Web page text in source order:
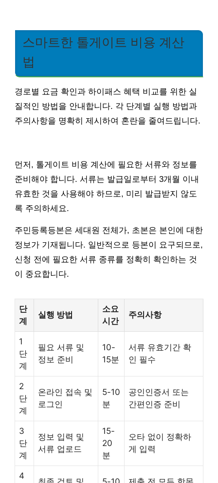
스마트한 톨게이트 비용 계산
법
경로별 요금 확인과 하이패스 혜택 비교를 위한 실
질적인 방법을 안내합니다. 각 단계별 실행 방법과
주의사항을 명확히 제시하여 혼란을 줄여드립니다.
먼저, 톨게이트 비용 계산에 필요한 서류와 정보를
준비해야 합니다. 서류는 발급일로부터 3개월 이내
유효한 것을 사용해야 하므로, 미리 발급받지 않도
록 주의하세요.
주민등록등본은 세대원 전체가, 초본은 본인에 대한
정보가 기재됩니다. 일반적으로 등본이 요구되므로,
신청 전에 필요한 서류 종류를 정확히 확인하는 것
이 중요합니다.
단
계
실행 방법
소요
시간
주의사항
1
단
계
필요 서류 및
정보 준비
10-
15분
서류 유효기간 확
인 필수
2
단
계
온라인 접속 및
로그인
5-10
분
공인인증서 또는
간편인증 준비
3
단
계
정보 입력 및
서류 업로드
15-
20
분
오타 없이 정확하
게 입력
4